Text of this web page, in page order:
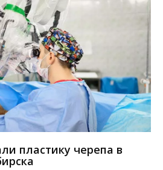
пластику черепа в